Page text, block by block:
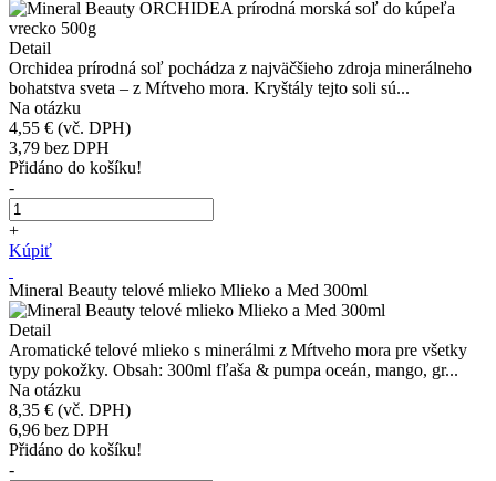
Detail
Orchidea prírodná soľ pochádza z najväčšieho zdroja minerálneho
bohatstva sveta – z Mŕtveho mora. Kryštály tejto soli sú...
Na otázku
4,55 € (vč. DPH)
3,79 bez DPH
Přidáno do košíku!
-
+
Kúpiť
Mineral Beauty telové mlieko Mlieko a Med 300ml
Detail
Aromatické telové mlieko s minerálmi z Mŕtveho mora pre všetky
typy pokožky. Obsah: 300ml fľaša & pumpa oceán, mango, gr...
Na otázku
8,35 € (vč. DPH)
6,96 bez DPH
Přidáno do košíku!
-